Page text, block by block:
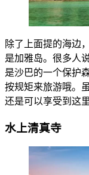
除了上面提的海边
是加雅岛。很多人
是沙巴的一个保护
按规矩来旅游哦。
还是可以享受到这
水上清真寺